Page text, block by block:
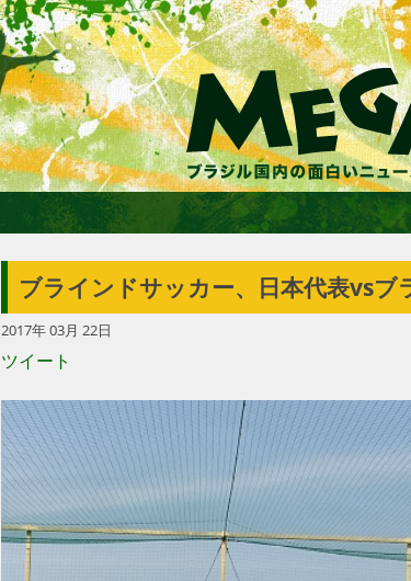
ブラインドサッカー、日本代表vsブ
2017年 03月 22日
ツイート